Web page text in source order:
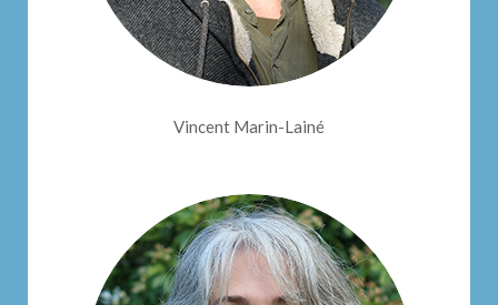
Vincent Marin-Lainé